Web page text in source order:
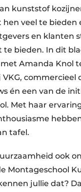
kunststof
veel te bieden
en klanten
te bieden. In dit
Amanda Knol
commercieel
én een van de
Met haar
tafel.
ook
Montageschool
jullie dat?